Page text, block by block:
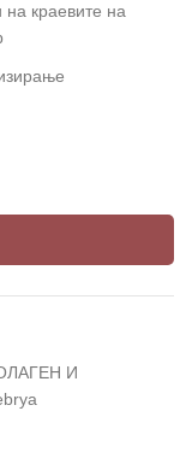
краевите на
И